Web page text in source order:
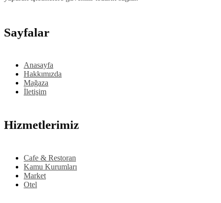
Sayfalar
Anasayfa
Hakkımızda
Mağaza
İletişim
Hizmetlerimiz
Cafe & Restoran
Kamu Kurumları
Market
Otel